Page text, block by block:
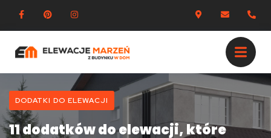
DODATKI DO ELEWACJI
11 dodatków do elewacji, które